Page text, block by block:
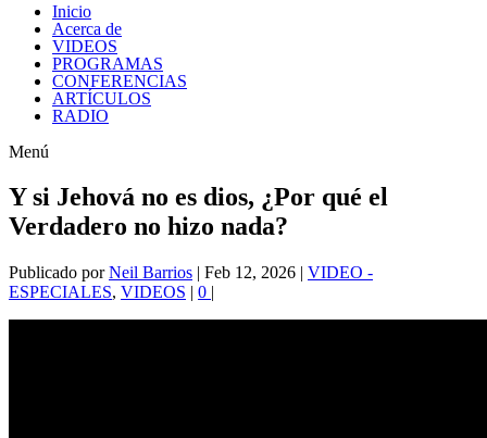
Inicio
Acerca de
VIDEOS
PROGRAMAS
CONFERENCIAS
ARTÍCULOS
RADIO
Menú
Y si Jehová no es dios, ¿Por qué el
Verdadero no hizo nada?
Publicado porNeil Barrios | Feb 12, 2026 | VIDEO -
ESPECIALES, VIDEOS | 0 |